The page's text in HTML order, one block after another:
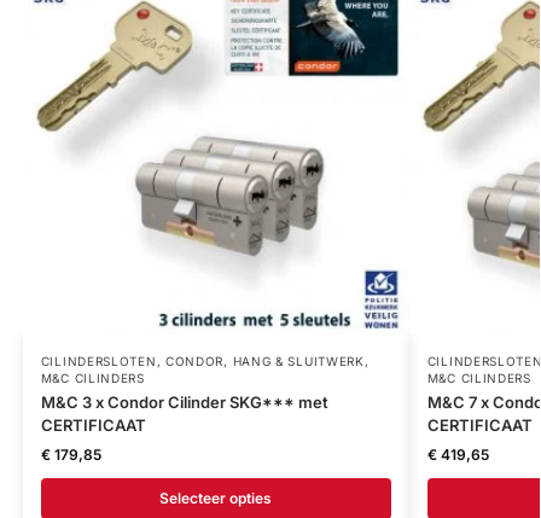
CILINDERSLOTEN , CONDOR, HANG & SLUITWERK ,
M&C CILINDERS
M&C 3 x Condor Cilinder SKG*** met
CERTIFICAAT
€179,85
Selecteer opties
M&C CILINDERS
M&C 7 x
CERTIFICAAT
€419,65